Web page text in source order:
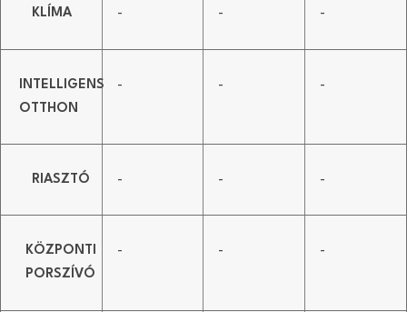
KLÍMA - - -
INTELLIGENS
OTTHON
- - -
RIASZTÓ - - -
KÖZPONTI
PORSZÍVÓ
- - -